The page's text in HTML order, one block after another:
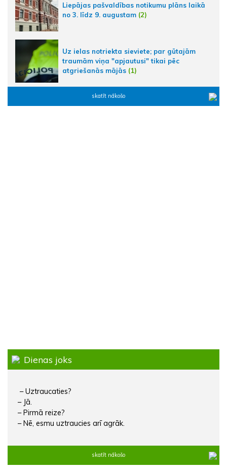
Liepājas pašvaldības notikumu plāns laikā
no 3. līdz 9. augustam (2)
Uz ielas notriekta sieviete; par gūtajām
traumām viņa "apjautusi" tikai pēc
atgriešanās mājās (1)
skatīt nākošo
Dienas joks
– Uztraucaties?
– Jā.
– Pirmā reize?
– Nē, esmu uztraucies arī agrāk.
skatīt nākošo